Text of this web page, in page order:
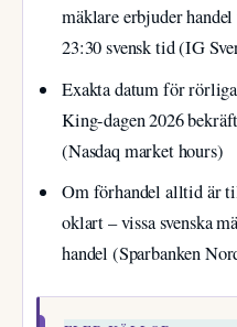
mäklare erbjuder
23:30 svensk tid (IG
Exakta datum för
King-dagen 2026
(Nasdaq market hours)
Om förhandel alltid är
oklart – vissa svenska
handel (Sparbanken